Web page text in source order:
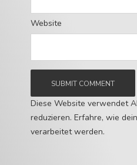
Website
Diese Website verwendet
reduzieren. Erfahre, wie
verarbeitet werden.